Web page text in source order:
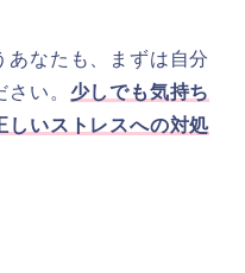
あなたも、まずは自分
い。 少しでも気持ち
しいストレスへの対処